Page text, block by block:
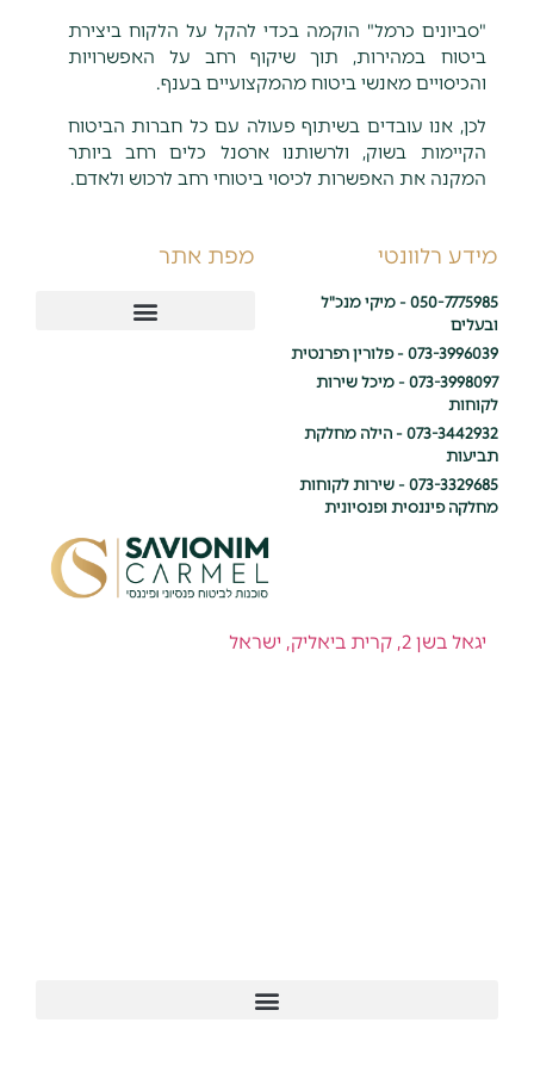
"סביונים כרמל" הוקמה בכדי להקל על הלקוח ביצירת
ביטוח במהירות, תוך שיקוף רחב על האפשרויות
והכיסויים מאנשי ביטוח מהמקצועיים בענף.
לכן, אנו עובדים בשיתוף פעולה עם כל חברות הביטוח
הקיימות בשוק, ולרשותנו ארסנל כלים רחב ביותר
המקנה את האפשרות לכיסוי ביטוחי רחב לרכוש ולאדם.
מידע רלוונטי
050-7775985 - מיקי מנכ"ל
ובעלים
073-3996039 - פלורין רפרנטית
073-3998097 - מיכל שירות
לקוחות
073-3442932 - הילה מחלקת
תביעות
073-3329685 - שירות לקוחות
מחלקה פיננסית ופנסיונית
מפת אתר
יגאל בשן 2, קרית ביאליק, ישראל